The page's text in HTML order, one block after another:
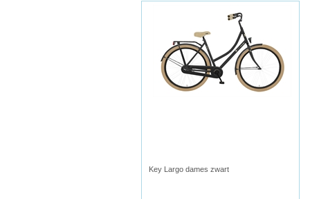
Key Largo dames zwart